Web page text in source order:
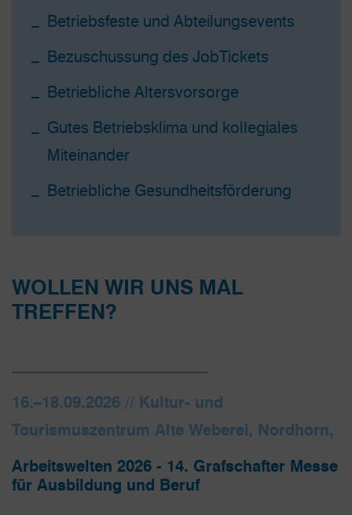
Betriebsfeste und Abteilungsevents
Bezuschussung des JobTickets
Betriebliche Altersvorsorge
Gutes Betriebsklima und kollegiales
Miteinander
Betriebliche Gesundheitsförderung
WOLLEN WIR UNS MAL
TREFFEN?
16.–18.09.2026 // Kultur- und
Tourismuszentrum Alte Weberei, Nordhorn,
Arbeitswelten 2026 - 14. Grafschafter Messe
für Ausbildung und Beruf